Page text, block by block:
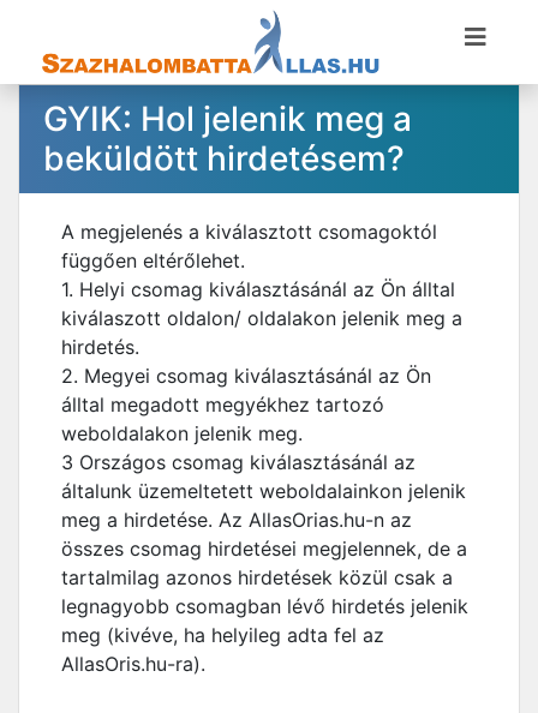
GYIK: Hol jelenik meg a
beküldött hirdetésem?
A megjelenés a kiválasztott csomagoktól
függően eltérőlehet.
1. Helyi csomag kiválasztásánál az Ön álltal
kiválaszott oldalon/ oldalakon jelenik meg a
hirdetés.
2. Megyei csomag kiválasztásánál az Ön
álltal megadott megyékhez tartozó
weboldalakon jelenik meg.
3 Országos csomag kiválasztásánál az
általunk üzemeltetett weboldalainkon jelenik
meg a hirdetése. Az AllasOrias.hu-n az
összes csomag hirdetései megjelennek, de a
tartalmilag azonos hirdetések közül csak a
legnagyobb csomagban lévő hirdetés jelenik
meg (kivéve, ha helyileg adta fel az
AllasOris.hu-ra).